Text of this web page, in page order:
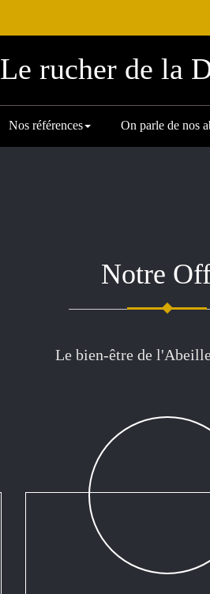
Le rucher de la
Nos références On parle de nos
Notre
Le bien-être de